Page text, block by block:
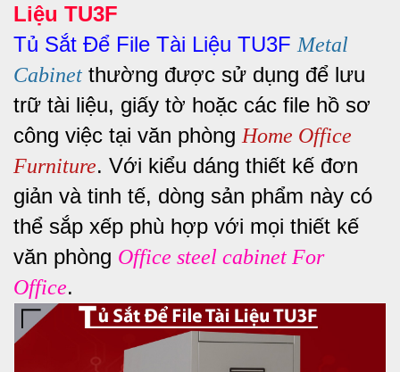
Liệu TU3F
Tủ Sắt Để File Tài Liệu TU3F Metal
Cabinet thường được sử dụng để lưu
trữ tài liệu, giấy tờ hoặc các file hồ sơ
công việc tại văn phòng Home Office
Furniture. Với kiểu dáng thiết kế đơn
giản và tinh tế, dòng sản phẩm này có
thể sắp xếp phù hợp với mọi thiết kế
văn phòng Office steel cabinet For
Office.